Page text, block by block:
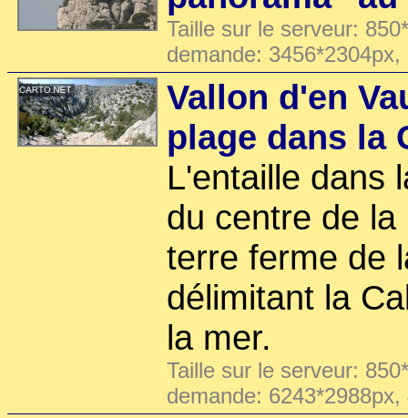
Taille sur le serveur:
demande:
Vallon d'en
plage dans la
L'entaille dans
du centre de
terre ferme de
délimitant la
la mer.
Taille sur le serveur:
demande: